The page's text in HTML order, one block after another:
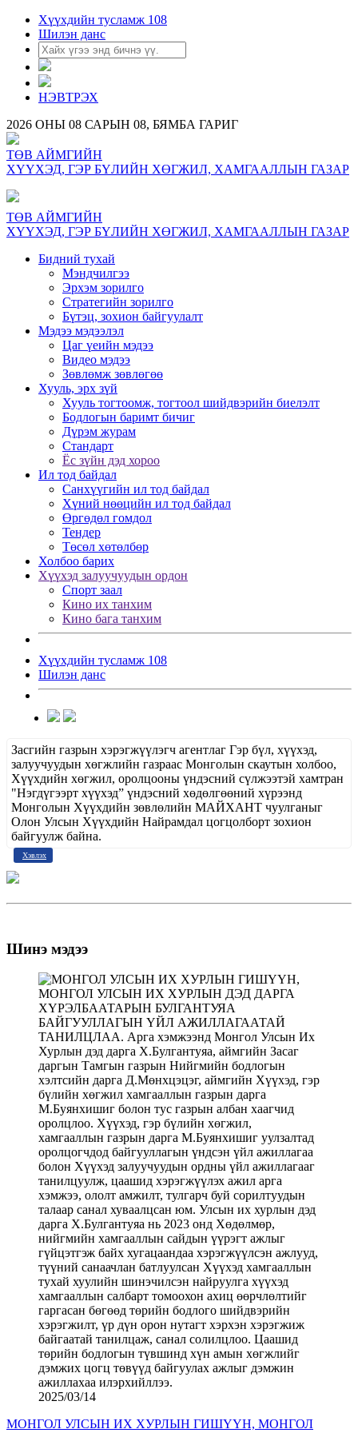
Хүүхдийн тусламж 108
Шилэн данс
НЭВТРЭХ
2026 ОНЫ 08 САРЫН 08, БЯМБА ГАРИГ
ТӨВ АЙМГИЙН
ХҮҮХЭД, ГЭР БҮЛИЙН ХӨГЖИЛ, ХАМГААЛЛЫН ГАЗАР
ТӨВ АЙМГИЙН
ХҮҮХЭД, ГЭР БҮЛИЙН ХӨГЖИЛ, ХАМГААЛЛЫН ГАЗАР
Бидний тухай
Мэндчилгээ
Эрхэм зорилго
Стратегийн зорилго
Бүтэц, зохион байгуулалт
Мэдээ мэдээлэл
Цаг үеийн мэдээ
Видео мэдээ
Зөвлөмж зөвлөгөө
Хууль, эрх зүй
Хууль тогтоомж, тогтоол шийдвэрийн биелэлт
Бодлогын баримт бичиг
Дүрэм журам
Стандарт
Ёс зүйн дэд хороо
Ил тод байдал
Санхүүгийн ил тод байдал
Хүний нөөцийн ил тод байдал
Өргөдөл гомдол
Тендер
Төсөл хөтөлбөр
Холбоо барих
Хүүхэд залуучуудын ордон
Спорт заал
Кино их танхим
Кино бага танхим
Хүүхдийн тусламж 108
Шилэн данс
Засгийн газрын хэрэгжүүлэгч агентлаг Гэр бүл, хүүхэд,
залуучуудын хөгжлийн газраас Монголын скаутын холбоо,
Хүүхдийн хөгжил, оролцооны үндэсний сүлжээтэй хамтран
"Нэгдүгээрт хүүхэд” үндэсний хөдөлгөөний хүрээнд
Монголын Хүүхдийн зөвлөлийн МАЙХАНТ чуулганыг
Олон Улсын Хүүхдийн Найрамдал цогцолборт зохион
байгуулж байна.
Хэвлэх
Шинэ мэдээ
2025/03/14
МОНГОЛ УЛСЫН ИХ ХУРЛЫН ГИШҮҮН, МОНГОЛ